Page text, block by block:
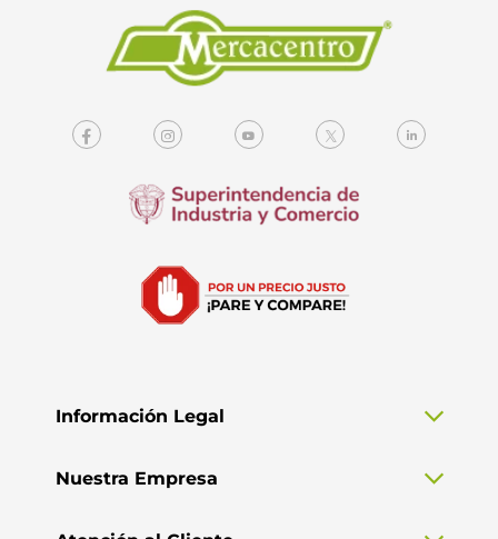
Información Legal
Nuestra Empresa